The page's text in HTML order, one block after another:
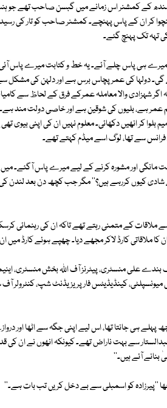
سندھ کے کمشنر اس زمانے میں گبسن صاحب تھے جو
کر ان کے پاس پہنچے۔ کمشنر صاحب کو تار کی
تہہ تک پہنچ گئے۔
ہی پاس چلے آئے۔ یہ خط و کتابت میرے پاس آئی
گی۔ دولہا کی عمر پچاس برس ہے اور دلہن کی
اگر شہزادی والا معاملہ عمرکے فرق کے لحاظ سے
ہے، بلیوں کی شوقین ہے اور خاصی دولت مند ہے۔
کر انھیں دکھائی۔ معلوم نہیں ان کی اپنی بیوی
سے تھا، لوگ اسے میڈم کہتے تھے۔
مانگی اور مشورہ کرنے کے لیے میرے پاس آگئے۔
کیوں کررہے ہیں؟'' مگر جب کچھ دن بعد لندن
کے متمنی رہتے تھے تاکہ ان کی رہنمائی
کا ملاقاتی کارڈ لاکر مجھے دیا۔ چھپے ہوئے کارڈ
بندے علی منسٹری، پیٹرنز آف اﷲ بخش منسٹری،
کینڈیڈیٹس فار پریزیڈنٹ شپ، کنٹرولر آف
ہی جانتا تھا، اس لیے اپنی جگہ سے اٹھا اور دروازے
سے بہت ناراض تھے۔ کیونکہ انھوں نے ان کی
بنانے آئے ہیں۔''
''پیرزادہ کو اسمبلی سے بے دخل کریں تب بات ہے۔''